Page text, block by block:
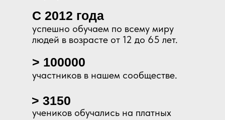
С 2012 года
успешно обучаем по всему миру
людей в возрасте от 12 до 65 лет.
> 100000
> 3150
участников в нашем сообществе.
учеников обучались на платных